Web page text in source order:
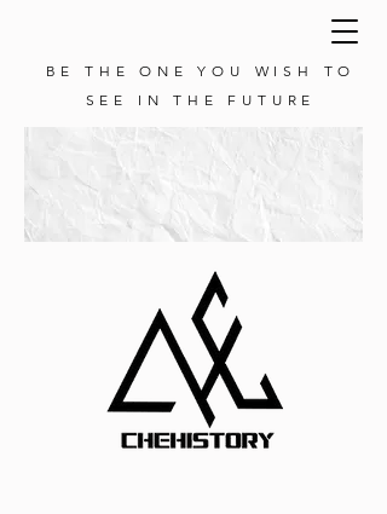
BE THE ONE YOU WISH TO
SEE IN THE FUTURE